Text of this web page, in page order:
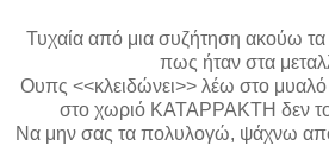
Τυχαία από μια συζήτηση ακούω
πως ήταν στα
Ουπς <<κλειδώνει>> λέω στο μυαλό
στο χωριό ΚΑΤΑΡΡΑΚΤΗ δεν το
Να μην σας τα πολυλογώ, ψάχνω